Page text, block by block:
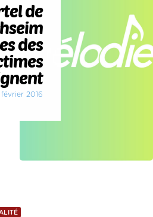
de
des
février 2016